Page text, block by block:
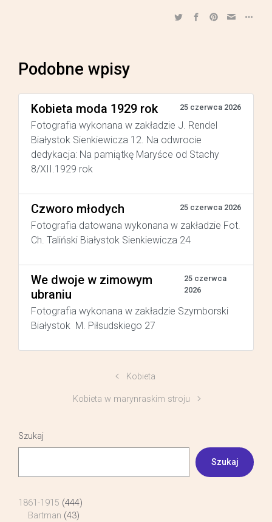
Podobne wpisy
Kobieta moda 1929 rok 25 czerwca 2026
Fotografia wykonana w zakładzie J. Rendel
Białystok Sienkiewicza 12. Na odwrocie
dedykacja: Na pamiątkę Maryśce od Stachy
8/XII.1929 rok
Czworo młodych 25 czerwca 2026
Fotografia datowana wykonana w zakładzie Fot.
Ch. Taliński Białystok Sienkiewicza 24
We dwoje w zimowym
ubraniu
25 czerwca
2026
Fotografia wykonana w zakładzie Szymborski
Białystok M. Piłsudskiego 27
Kobieta
Kobieta w marynraskim stroju
Szukaj
Szukaj
1861-1915 (444)
Bartman (43)